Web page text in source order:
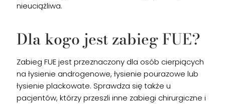
nieuciążliwa.
Dla kogo jest zabieg FUE?
Zabieg FUE jest przeznaczony dla osób cierpiących
na łysienie androgenowe, łysienie pourazowe lub
łysienie plackowate. Sprawdza się także u
pacjentów, którzy przeszli inne zabiegi chirurgiczne i